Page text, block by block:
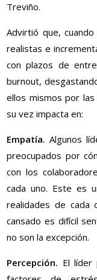
Treviño.
Advirtió que,
realistas e
con plazos de
burnout,
ellos mismos por
su vez impacta en:
Empatía. Algunos
preocupados por
con los
cada uno. Este es
realidades de cada
cansado es difícil
no son la excepción.
Percepción. El líder